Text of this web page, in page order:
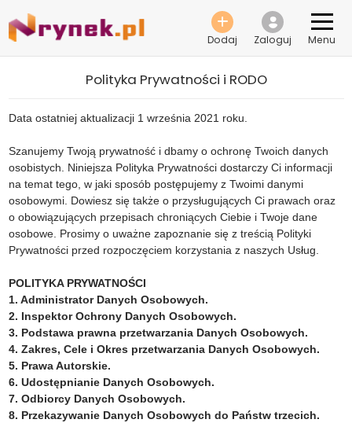
Dodaj Zaloguj Menu
Polityka Prywatności i RODO
Data ostatniej aktualizacji 1 września 2021 roku.
Szanujemy Twoją prywatność i dbamy o ochronę Twoich danych
osobistych. Niniejsza Polityka Prywatności dostarczy Ci informacji
na temat tego, w jaki sposób postępujemy z Twoimi danymi
osobowymi. Dowiesz się także o przysługujących Ci prawach oraz
o obowiązujących przepisach chroniących Ciebie i Twoje dane
osobowe. Prosimy o uważne zapoznanie się z treścią Polityki
Prywatności przed rozpoczęciem korzystania z naszych Usług.
POLITYKA PRYWATNOŚCI
1. Administrator Danych Osobowych.
2. Inspektor Ochrony Danych Osobowych.
3. Podstawa prawna przetwarzania Danych Osobowych.
4. Zakres, Cele i Okres przetwarzania Danych Osobowych.
5. Prawa Autorskie.
6. Udostępnianie Danych Osobowych.
7. Odbiorcy Danych Osobowych.
8. Przekazywanie Danych Osobowych do Państw trzecich.